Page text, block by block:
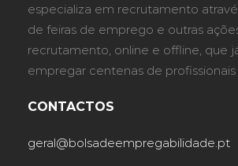
especializa em recrutamento
de feiras de emprego e outras
recrutamento, online e offline, que
empregar centenas de profissionais
CONTACTOS
geral@bolsadeempregabilidade.pt